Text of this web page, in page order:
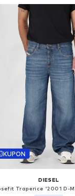
KUPON
DIESEL